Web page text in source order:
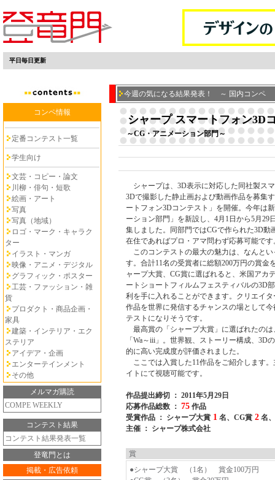
平日毎日更新
今週の気になる結果発表！ ～ 国内コンペ
コンペ情報
定番コンテスト一覧
学生向け
文芸・コピー・論文
川柳・俳句・短歌
絵画・アート
写真
写真（地域）
ロゴ・マーク・キャラク
ター
イラスト・マンガ
映像・アニメ・デジタル
グラフィック・ポスター
工芸・ファッション・雑
貨
プロダクト・商品企画・
家具
建築・インテリア・エク
ステリア
アイデア・企画
エンターテインメント
その他
メルマガ購読
COMPE WEEKLY
コンテスト結果
コンテスト結果発表一覧
登竜門とは
掲載・広告依頼
シャープ スマートフォン3D
～CG・アニメーション部門～
シャープは、3D表示に対応した同社製ス
3Dで撮影した静止画および動画作品を募集
ートフォン3Dコンテスト」を開催。今年は
ーション部門」を新設し、4月1日から5月29
集しました。同部門ではCGで作られた3D動
在住であればプロ・アマ問わず応募可能です
このコンテストの最大の魅力は、なんとい
す。合計11名の受賞者に総額200万円の賞金
ャープ大賞、CG賞に選ばれると、米国アカ
ートショートフィルムフェスティバルの3D
利を手に入れることができます。クリエイ
作品を世界に発信するチャンスの場として
テストになりそうです。
最高賞の「シャープ大賞」に選ばれたのは
「Wa～iii」。世界観、ストーリー構成、3D
的に高い完成度が評価されました。
ここでは入賞した11作品をご紹介します
イトにて視聴可能です。
作品提出締切 ： 2011年5月29日
応募作品総数 ： 75 作品
受賞作品 ： シャープ大賞 1 名、CG賞 2 名
主催 ： シャープ株式会社
賞
●シャープ大賞 （1名） 賞金100万円